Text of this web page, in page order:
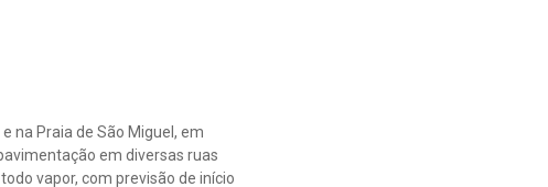
na Praia de São Miguel, em
em diversas ruas
vapor, com previsão de início